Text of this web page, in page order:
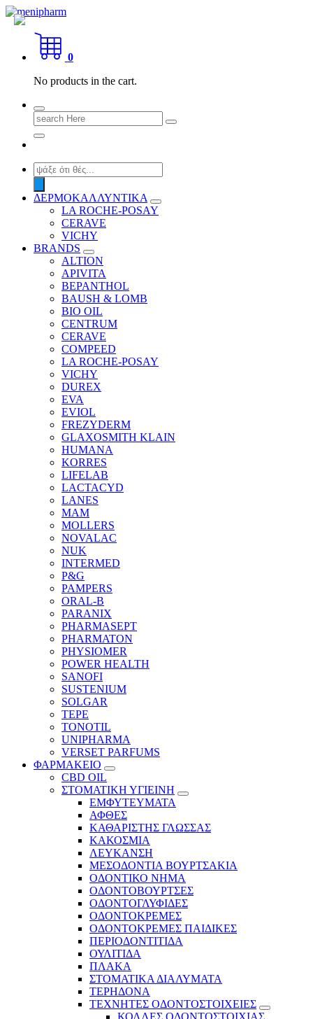
Skip
content
shop 2 easily
0
No products in the cart.
Search
for:
Products
search
ΔΕΡΜΟΚΑΛΛΥΝΤΙΚΑ
LA ROCHE-POSAY
CERAVE
VICHY
BRANDS
ALTION
APIVITA
BEPANTHOL
BAUSH & LOMB
BIO OIL
CENTRUM
CERAVE
COMPEED
LA ROCHE-POSAY
VICHY
DUREX
EVA
EVIOL
FREZYDERM
GLAXOSMITH KLAIN
HUMANA
KORRES
LIFELAB
LACTACYD
LANES
MAM
MOLLERS
NOVALAC
NUK
INTERMED
P&G
PAMPERS
ORAL-B
PARANIX
PHARMASEPT
PHARMATON
PHYSIOMER
POWER HEALTH
SANOFI
SUSTENIUM
SOLGAR
TEPE
TONOTIL
UNIPHARMA
VERSET PARFUMS
ΦΑΡΜΑΚΕΙΟ
CBD OIL
ΣΤΟΜΑΤΙΚΗ ΥΓΙΕΙΝΗ
ΕΜΦΥΤΕΥΜΑΤΑ
ΑΦΘΕΣ
ΚΑΘΑΡΙΣΤΗΣ ΓΛΩΣΣΑΣ
ΚΑΚΟΣΜΙΑ
ΛΕΥΚΑΝΣΗ
ΜΕΣΟΔΟΝΤΙΑ ΒΟΥΡΤΣΑΚΙΑ
ΟΔΟΝΤΙΚΟ ΝΗΜΑ
ΟΔΟΝΤΟΒΟΥΡΤΣΕΣ
ΟΔΟΝΤΟΓΛΥΦΙΔΕΣ
ΟΔΟΝΤΟΚΡΕΜΕΣ
ΟΔΟΝΤΟΚΡΕΜΕΣ ΠΑΙΔΙΚΕΣ
ΠΕΡΙΟΔΟΝΤΙΤΙΔΑ
ΟΥΛΙΤΙΔΑ
ΠΛΑΚΑ
ΣΤΟΜΑΤΙΚΑ ΔΙΑΛΥΜΑΤΑ
ΤΕΡΗΔΟΝΑ
ΤΕΧΝΗΤΕΣ ΟΔΟΝΤΟΣΤΟΙΧΕΙΕΣ
ΚΟΛΛΕΣ ΟΔΟΝΤΟΣΤΟΙΧΙΑΣ